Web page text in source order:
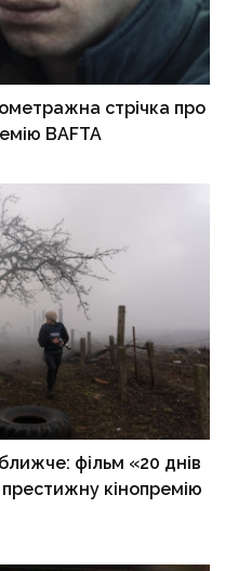
стрічка про
BAFTA
фільм «20 днів
кінопремію